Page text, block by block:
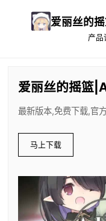
爱丽丝的
产品
爱丽丝的摇篮
最新版本,免费下载,官
马上下载